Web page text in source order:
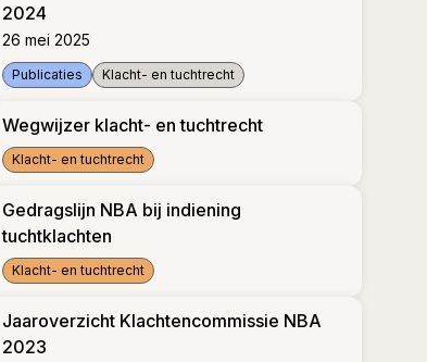
2024
26 mei 2025
Publicaties Klacht- en tuchtrecht
Wegwijzer klacht- en tuchtrecht
Klacht- en tuchtrecht
Gedragslijn NBA bij indiening
tuchtklachten
Klacht- en tuchtrecht
Jaaroverzicht Klachtencommissie NBA
2023